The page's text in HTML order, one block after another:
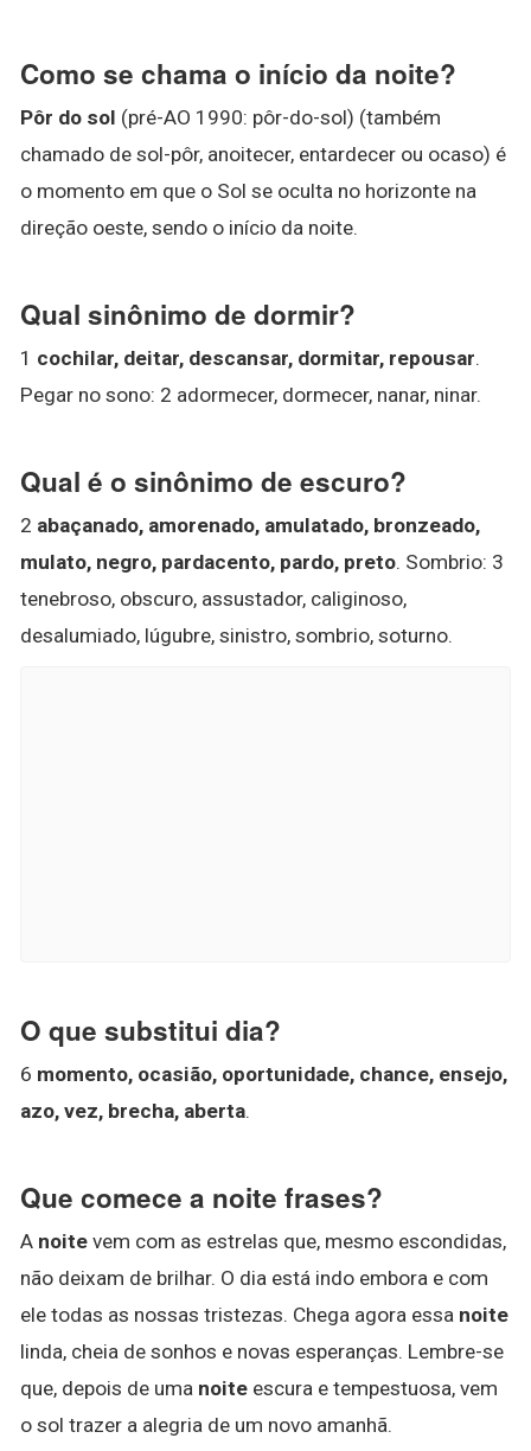
Como se chama o início da noite?
Pôr do sol (pré-AO 1990: pôr-do-sol) (também
chamado de sol-pôr, anoitecer, entardecer ou ocaso) é
o momento em que o Sol se oculta no horizonte na
direção oeste, sendo o início da noite.
Qual sinônimo de dormir?
1 cochilar, deitar, descansar, dormitar, repousar.
Pegar no sono: 2 adormecer, dormecer, nanar, ninar.
Qual é o sinônimo de escuro?
2 abaçanado, amorenado, amulatado, bronzeado,
mulato, negro, pardacento, pardo, preto. Sombrio: 3
tenebroso, obscuro, assustador, caliginoso,
desalumiado, lúgubre, sinistro, sombrio, soturno.
O que substitui dia?
6 momento, ocasião, oportunidade, chance, ensejo,
azo, vez, brecha, aberta.
Que comece a noite frases?
A noite vem com as estrelas que, mesmo escondidas,
não deixam de brilhar. O dia está indo embora e com
ele todas as nossas tristezas. Chega agora essa noite
linda, cheia de sonhos e novas esperanças. Lembre-se
que, depois de uma noite escura e tempestuosa, vem
o sol trazer a alegria de um novo amanhã.